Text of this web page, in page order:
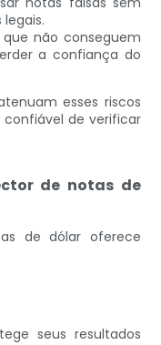
que não conseguem
a confiança do
esses riscos
de verificar
de notas de
de dólar oferece
seus resultados